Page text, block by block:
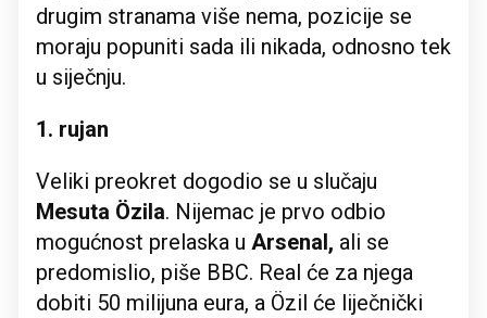
drugim stranama više nema, pozicije se
moraju popuniti sada ili nikada, odnosno tek
u siječnju.
1. rujan
Veliki preokret dogodio se u slučaju
Mesuta Özila. Nijemac je prvo odbio
mogućnost prelaska u Arsenal, ali se
predomislio, piše BBC. Real će za njega
dobiti 50 milijuna eura, a Özil će liječnički